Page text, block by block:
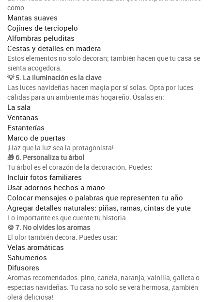
como:
Mantas suaves
Cojines de terciopelo
Alfombras peluditas
Cestas y detalles en madera
Estos elementos no solo decoran; también hacen que tu casa se
sienta acogedora.
💡 5. La iluminación es la clave
Las luces navideñas hacen magia por sí solas. Opta por luces
cálidas para un ambiente más hogareño. Úsalas en:
La sala
Ventanas
Estanterías
Marco de puertas
¡Haz que la luz sea la protagonista!
🎁 6. Personaliza tu árbol
Tu árbol es el corazón de la decoración. Puedes:
Incluir fotos familiares
Usar adornos hechos a mano
Colocar mensajes o palabras que representen tu año
Agregar detalles naturales: piñas, ramas, cintas de yute
Lo importante es que cuente tu historia.
🍪 7. No olvides los aromas
El olor también decora. Puedes usar:
Velas aromáticas
Sahumerios
Difusores
Aromas recomendados: pino, canela, naranja, vainilla, galleta o
especias navideñas. Tu casa no solo se verá hermosa, ¡también
olerá deliciosa!